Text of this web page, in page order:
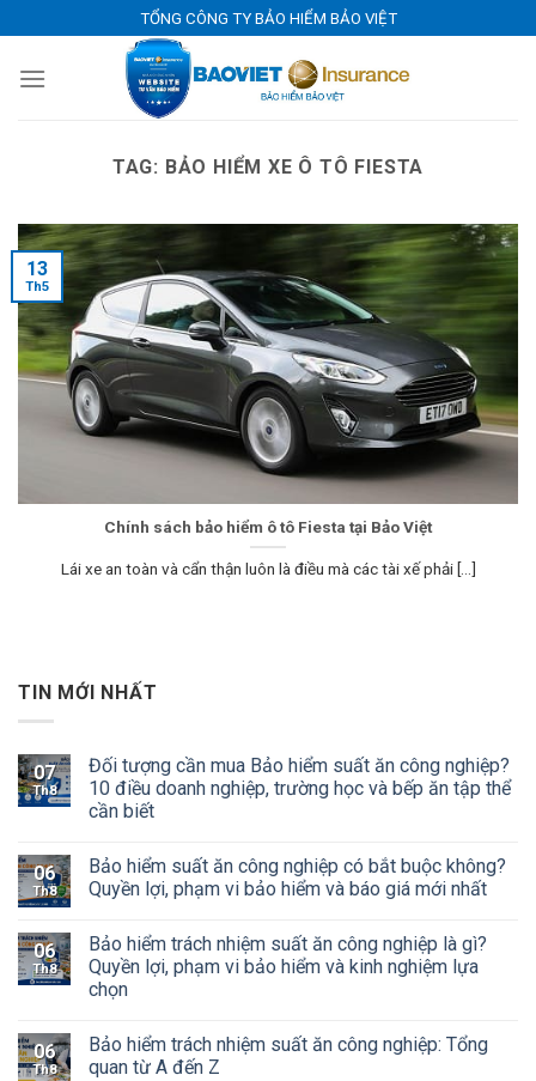
to
content
TỔNG CÔNG TY BẢO HIỂM BẢO VIỆT
TAG: BẢO HIỂM XE Ô TÔ FIESTA
Chính sách bảo hiểm ô tô Fiesta tại Bảo Việt
Lái xe an toàn và cẩn thận luôn là điều mà các tài xế phải [...]
13
Th5
TIN MỚI NHẤT
07
Th8
Đối tượng cần mua Bảo hiểm suất ăn công nghiệp?
10 điều doanh nghiệp, trường học và bếp ăn tập thể
cần biết
06
Th8
Bảo hiểm suất ăn công nghiệp có bắt buộc không?
Quyền lợi, phạm vi bảo hiểm và báo giá mới nhất
06
Th8
Bảo hiểm trách nhiệm suất ăn công nghiệp là gì?
Quyền lợi, phạm vi bảo hiểm và kinh nghiệm lựa
chọn
06
Th8
Bảo hiểm trách nhiệm suất ăn công nghiệp: Tổng
quan từ A đến Z